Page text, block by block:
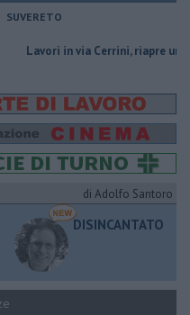
SUVERETO
Cerrini, riapre un tratto di strada
di Adolfo Santoro
DISINCANTATO